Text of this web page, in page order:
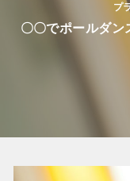
プ
〇〇でポールダン